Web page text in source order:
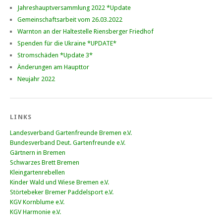
Jahreshauptversammlung 2022 *Update
Gemeinschaftsarbeit vom 26.03.2022
Warnton an der Haltestelle Riensberger Friedhof
Spenden für die Ukraine *UPDATE*
Stromschäden *Update 3*
Änderungen am Haupttor
Neujahr 2022
LINKS
Landesverband Gartenfreunde Bremen e.V.
Bundesverband Deut. Gartenfreunde e.V.
Gärtnern in Bremen
Schwarzes Brett Bremen
Kleingartenrebellen
Kinder Wald und Wiese Bremen e.V.
Störtebeker Bremer Paddelsport e.V.
KGV Kornblume e.V.
KGV Harmonie e.V.